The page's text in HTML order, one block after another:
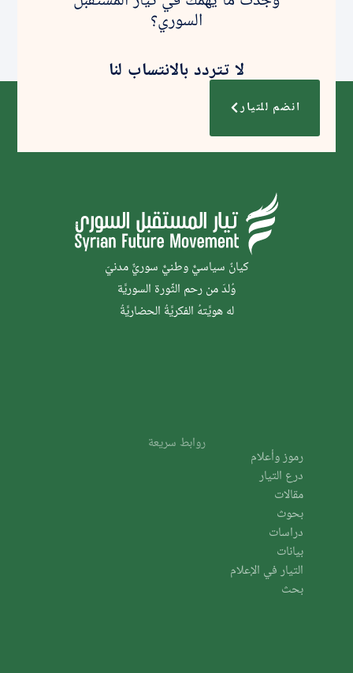
السوري؟
لا تتردد بالانتساب لنا
انضم للتيار
كيانٌ سياسيٌّ وطنيٌّ سوريٌّ مدنيّ
وُلدَ من رحم الثَّورة السوريَّة
له هويَّتهُ الفكريَّةُ الحضاريَّةُ
روابط سريعة
رموز وأعلام
درع التيار
مقالات
بحوث
دراسات
بيانات
التيار في الإعلام
بحث